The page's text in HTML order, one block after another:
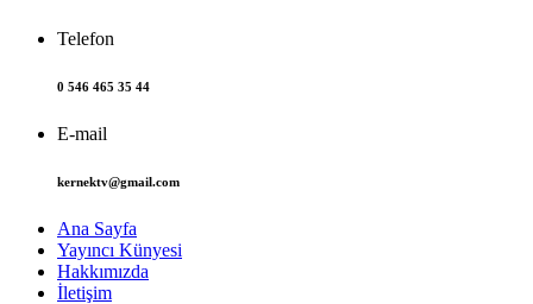
Telefon
0 546 465 35 44
E-mail
kernektv@gmail.com
Ana Sayfa
Yayıncı Künyesi
Hakkımızda
İletişim